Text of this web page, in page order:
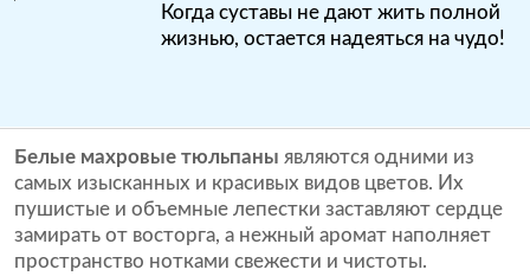
Когда суставы не дают жить полной
жизнью, остается надеяться на чудо!
Белые махровые тюльпаны являются одними из
самых изысканных и красивых видов цветов. Их
пушистые и объемные лепестки заставляют сердце
замирать от восторга, а нежный аромат наполняет
пространство нотками свежести и чистоты.